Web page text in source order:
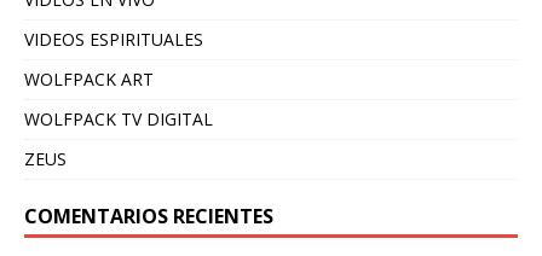
VIDEOS ESPIRITUALES
WOLFPACK ART
WOLFPACK TV DIGITAL
ZEUS
COMENTARIOS RECIENTES